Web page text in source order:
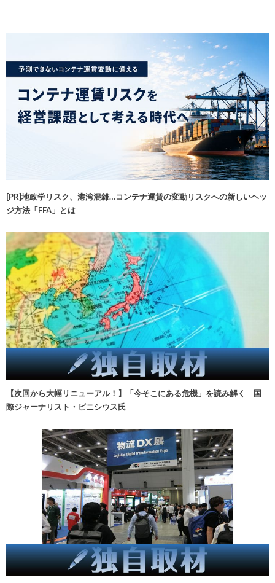
[PR]地政学リスク、港湾混雑…コンテナ運賃の変動リスクへの新しいヘッ
ジ方法「FFA」とは
【次回から大幅リニューアル！】「今そこにある危機」を読み解く 国
際ジャーナリスト・ビニシウス氏